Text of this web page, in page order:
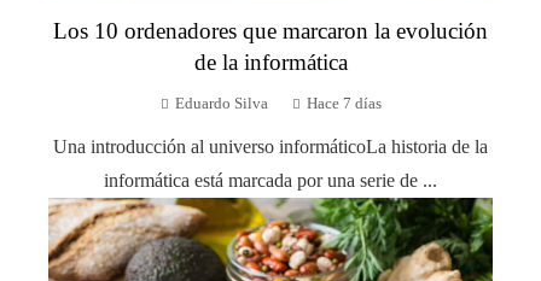
Los 10 ordenadores que marcaron la evolución
de la informática
Eduardo Silva Hace 7 días
Una introducción al universo informáticoLa historia de la
informática está marcada por una serie de ...